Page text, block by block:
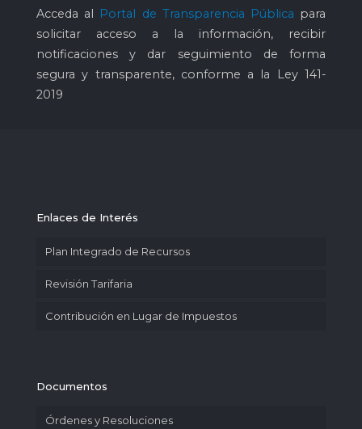
Acceda al Portal de Transparencia Pública para
solicitar acceso a la información, recibir
notificaciones y dar seguimiento de forma
segura y transparente, conforme a la Ley 141-
2019
Enlaces de Interés
Plan Integrado de Recursos
Revisión Tarifaria
Contribución en Lugar de Impuestos
Documentos
Órdenes y Resoluciones